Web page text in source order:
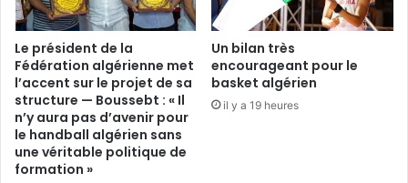
Le président de la
Fédération algérienne met
l’accent sur le projet de sa
structure — Boussebt : « Il
n’y aura pas d’avenir pour
le handball algérien sans
une véritable politique de
formation »
Un bilan très
encourageant pour le
basket algérien
il y a 19 heures